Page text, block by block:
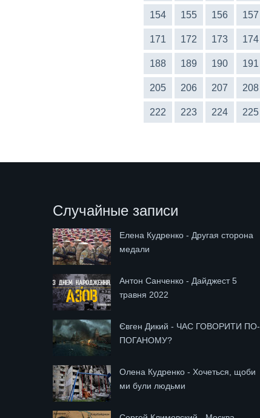
154 155 156 157
171 172 173 174
188 189 190 191
205 206 207 208
222 223 224 225
Случайные записи
Елена Кудренко - Другая сторона
медали
Антон Санченко - Дайджест 5
травня 2022
Євген Дикий - ЧАС ГОВОРИТИ ПО-
ПОГАНОМУ?
Олена Кудренко - Хочеться, щоби
ми були людьми